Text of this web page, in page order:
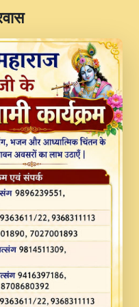
by Rasik
At VEER JI
Sajaya Mata
Bhajan By
KALER
SONG 2017
Maharaj Pad - A
Ji
Devotional